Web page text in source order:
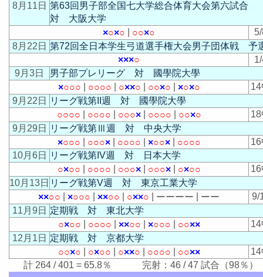
8月11日 第63回男子部全国七大学総合体育大会第六試合
対 大阪大学
×○×○ ○○×○
8月22日 第72回全日本学生弓道選手権大会男子団体戦 予
×××○
9月3日
男子部プレリーグ 対 國學院大學
×○○○ ○○○○ ○××○ ○○×○ ×○×○
9月22日
リーグ戦第II週 対 國學院大學
○○○○ ○○○○ ○○○×| ○○○○ ○○×○
9月29日
リーグ戦第Ⅲ週 対 中央大学
×○○○ ○○○×| ○○○○ ×○○×| ○○○○
10月6日
リーグ戦第IV週 対 日本大学
○×○○ ○○○○ ○○○×| ○○○×| ○×○○
10月13日 リーグ戦第V週 対 東京工業大学
××○○ ×○○○ ××○○ ○××○ ーーーー ーー
9/
11月9日 定期戦 対 東北大学
○×○○ ○○○○ ××○○ ×○○○ ○○××
12月1日 定期戦 対 京都大学
○○×○ ○×○○ ○××○ ○○○○ ○○××
計 264 / 401 = 65.8％ 完射：46 / 47 試合（98％）